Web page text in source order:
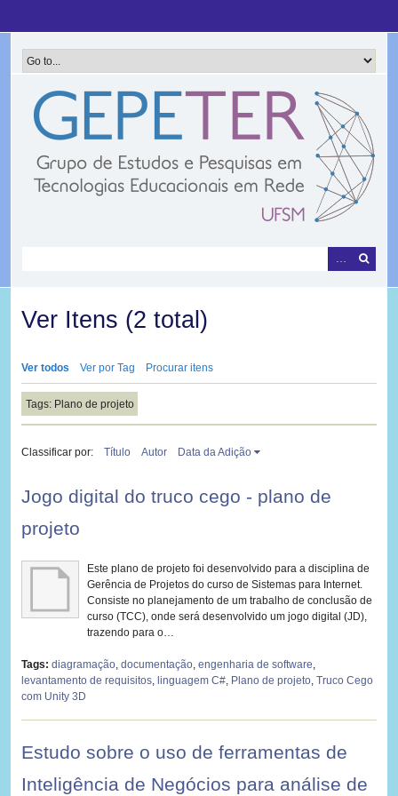
conteúdo
principal
Ver Itens (2 total)
Ver todos Ver por Tag Procurar itens
Tags: Plano de projeto
Classificar por: Título Autor Data da Adição
Jogo digital do truco cego - plano de
projeto
Este plano de projeto foi desenvolvido para a disciplina de
Gerência de Projetos do curso de Sistemas para Internet.
Consiste no planejamento de um trabalho de conclusão de
curso (TCC), onde será desenvolvido um jogo digital (JD),
trazendo para o…
Tags: diagramação, documentação, engenharia de software,
levantamento de requisitos, linguagem C#, Plano de projeto, Truco Cego
com Unity 3D
Estudo sobre o uso de ferramentas de
Inteligência de Negócios para análise de